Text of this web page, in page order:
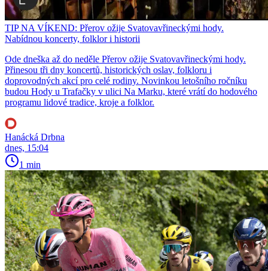
TIP NA VÍKEND: Přerov ožije Svatovavřineckými hody.
Nabídnou koncerty, folklor i historii
Ode dneška až do neděle Přerov ožije Svatovavřineckými hody.
Přinesou tři dny koncertů, historických oslav, folkloru i
doprovodných akcí pro celé rodiny. Novinkou letošního ročníku
budou Hody u Trafačky v ulici Na Marku, které vrátí do hodového
programu lidové tradice, kroje a folklor.
Hanácká Drbna
dnes, 15:04
1 min